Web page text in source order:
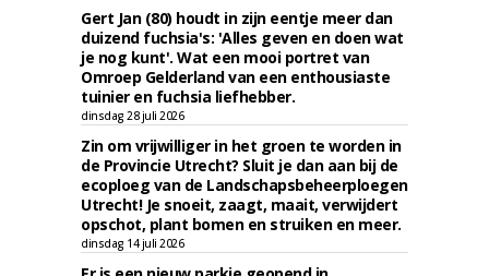
Gert Jan (80) houdt in zijn eentje meer dan
duizend fuchsia's: 'Alles geven en doen wat
je nog kunt'. Wat een mooi portret van
Omroep Gelderland van een enthousiaste
tuinier en fuchsia liefhebber.
dinsdag 28 juli 2026
Zin om vrijwilliger in het groen te worden in
de Provincie Utrecht? Sluit je dan aan bij de
ecoploeg van de Landschapsbeheerploegen
Utrecht! Je snoeit, zaagt, maait, verwijdert
opschot, plant bomen en struiken en meer.
dinsdag 14 juli 2026